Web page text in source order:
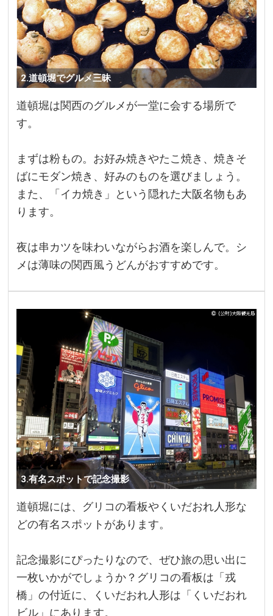
2.道頓堀でグルメ三昧
道頓堀は関西のグルメが一堂に会する場所で
す。
まずは粉もの。お好み焼きやたこ焼き、焼きそ
ばにモダン焼き、好みのものを選びましょう。
また、「イカ焼き」という隠れた大阪名物もあ
ります。
夜は串カツを味わいながらお酒を楽しんで。シ
メは薄味の関西風うどんがおすすめです。
3.有名スポットで記念撮影
道頓堀には、グリコの看板やくいだおれ人形な
どの有名スポットがあります。
記念撮影にぴったりなので、ぜひ旅の思い出に
一枚いかがでしょうか？グリコの看板は「戎
橋」の付近に、くいだおれ人形は「くいだおれ
ビル」にあります。